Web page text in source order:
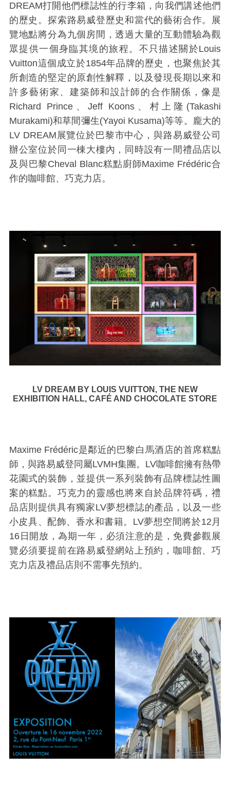
DREAM打開他們標誌性的行李箱，向我們講述他們
的歷史。探索路易威登歷史和當代的藝術合作。展
覽地點將分為九個房間，透過大量的互動體驗為觀
眾提供一個身臨其境的旅程。不只描述關於Louis
Vuitton這個成立於1854年品牌的歷史，也聚焦於其
所創造的堅定的原創性解釋，以及發現長期以來和
許多藝術家、建築師和設計師的合作關係，像是
Richard Prince、Jeff Koons、村上隆(Takashi
Murakami)和草間彌生(Yayoi Kusama)等等。龐大的
LV DREAM展覽位於巴黎市中心，與路易威登公司
辦公室位於同一棟大樓內，同時設有一間禮品店以
及與巴黎Cheval Blanc糕點廚師Maxime Frédéric合
作的咖啡館、巧克力店。
LV DREAM BY LOUIS VUITTON, THE NEW
EXHIBITION HALL, CAFÉ AND CHOCOLATE STORE
Maxime Frédéric是鄰近的巴黎白馬酒店的首席糕點
師，與路易威登同屬LVMH集團。LV咖啡館擁有熱帶
花園式的裝飾，並提供一系列裝飾有品牌標誌性圖
案的糕點。巧克力的靈感也將來自於品牌符碼，禮
品店則提供具有獨家LV夢想標誌的產品，以及一些
小皮具、配飾、香水和書籍。LV夢想空間將於12月
16日開放，為期一年，必須注意的是，免費參觀展
覽必須要提前在路易威登網站上預約，咖啡館、巧
克力店及禮品店則不需事先預約。